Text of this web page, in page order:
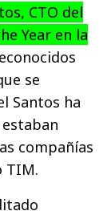
CTO del
Year en la
se
Santos ha
compañías
TIM.